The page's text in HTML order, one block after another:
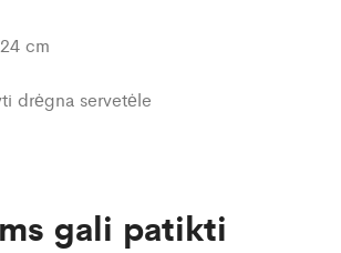
cm
drėgna servetėle
gali patikti